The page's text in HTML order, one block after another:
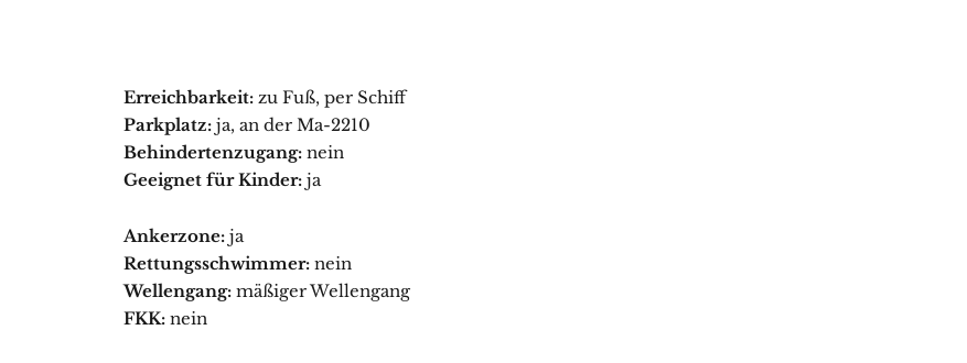
Erreichbarkeit: zu Fuß, per Schiff
Parkplatz: ja, an der Ma-2210
Behindertenzugang: nein
Geeignet für Kinder: ja
Ankerzone: ja
Rettungsschwimmer: nein
Wellengang: mäßiger Wellengang
FKK: nein